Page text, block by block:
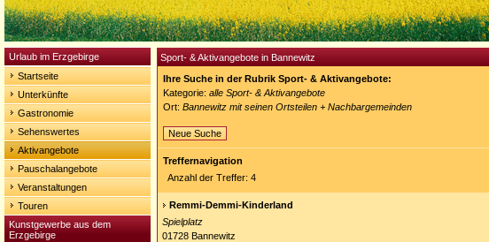
Urlaub im Erzgebirge
Startseite
Unterkünfte
Gastronomie
Sehenswertes
Aktivangebote
Pauschalangebote
Veranstaltungen
Touren
Kunstgewerbe aus dem
Erzgebirge
Sport- & Aktivangebote in Bannewitz
Ihre Suche in der Rubrik Sport- & Aktivangebote:
Kategorie: alle Sport- & Aktivangebote
Ort: Bannewitz mit seinen Ortsteilen + Nachbargemeinden
Neue Suche
Treffernavigation
Anzahl der Treffer: 4
Remmi-Demmi-Kinderland
Spielplatz
01728 Bannewitz